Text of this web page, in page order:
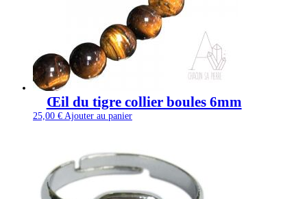
Œil du tigre collier boules 6mm
25,00 € Ajouter au panier